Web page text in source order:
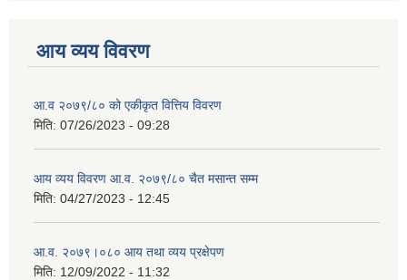
आय व्यय विवरण
आ.व २०७९/८० को एकीकृत वित्तिय विवरण
मिति: 07/26/2023 - 09:28
आय व्यय विवरण आ.व. २०७९/८० चैत मसान्त सम्म
मिति: 04/27/2023 - 12:45
आ.व. २०७९।०८० आय तथा व्यय प्रक्षेपण
मिति: 12/09/2022 - 11:32